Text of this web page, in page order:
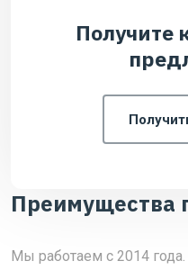
Получите
Преимущества
Мы работаем с 2014